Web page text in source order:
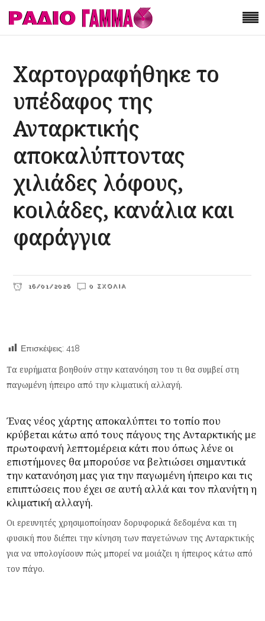
Χαρτογραφήθηκε το
υπέδαφος της
Ανταρκτικής
αποκαλύπτοντας
χιλιάδες λόφους,
κοιλάδες, κανάλια και
φαράγγια
16/01/2026 0 ΣΧΌΛΙΑ
Επισκέψεις: 418
Τα ευρήματα βοηθούν στην κατανόηση του τι θα συμβεί στη
παγωμένη ήπειρο από την κλιματική αλλαγή.
Ένας νέος χάρτης αποκαλύπτει το τοπίο που
κρύβεται κάτω από τους πάγους τηςΑνταρκτικής με
πρωτοφανή λεπτομέρεια κάτι που όπως λένε οι
επιστήμονες θα μπορούσε να βελτιώσει σημαντικά
την κατανόηση μας για την παγωμένη ήπειρο και τις
επιπτώσεις που έχει σε αυτή αλλά και τον πλανήτη η
κλιματική αλλαγή.
Οι ερευνητές χρησιμοποίησαν δορυφορικά δεδομένα και τη
φυσική που διέπει την κίνηση των παγετώνων της Ανταρκτικής
για να υπολογίσουν πώς μπορεί να μοιάζει η ήπειρος κάτω από
τον πάγο.